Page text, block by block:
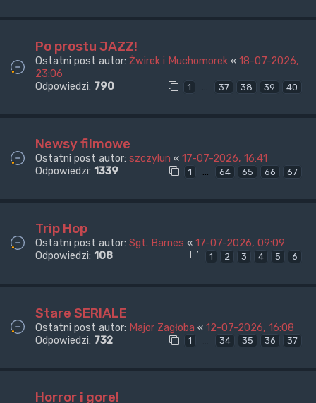
Po prostu JAZZ!
Ostatni post autor: Żwirek i Muchomorek « 18-07-2026,
23:06
Odpowiedzi: 790 1 … 37 38 39 40
Newsy filmowe
Ostatni post autor: szczylun « 17-07-2026, 16:41
Odpowiedzi: 1339 1 … 64 65 66 67
Trip Hop
Ostatni post autor: Sgt. Barnes « 17-07-2026, 09:09
Odpowiedzi: 108 1 2 3 4 5 6
Stare SERIALE
Ostatni post autor: Major Zagłoba « 12-07-2026, 16:08
Odpowiedzi: 732 1 … 34 35 36 37
Horror i gore!